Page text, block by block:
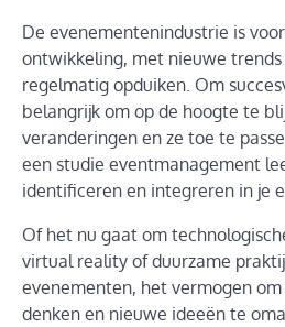
De evenementenindustrie is
ontwikkeling, met nieuwe
regelmatig opduiken. Om
belangrijk om op de hoogte te
veranderingen en ze toe te
een studie eventmanagement
identificeren en integreren in je
Of het nu gaat om
virtual reality of duurzame
evenementen, het vermogen
denken en nieuwe ideeën te